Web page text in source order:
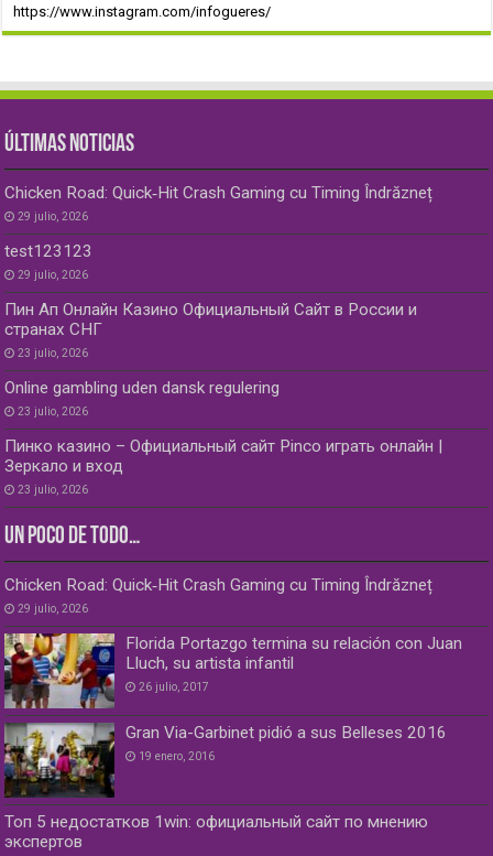
https://www.instagram.com/infogueres/
ÚLTIMAS NOTICIAS
Chicken Road: Quick‑Hit Crash Gaming cu Timing Îndrăzneț
29 julio, 2026
test123123
29 julio, 2026
Пин Ап Онлайн Казино Официальный Сайт в России и
странах СНГ
23 julio, 2026
Online gambling uden dansk regulering
23 julio, 2026
Пинко казино – Официальный сайт Pinco играть онлайн |
Зеркало и вход
23 julio, 2026
UN POCO DE TODO…
Chicken Road: Quick‑Hit Crash Gaming cu Timing Îndrăzneț
29 julio, 2026
Florida Portazgo termina su relación con Juan
Lluch, su artista infantil
26 julio, 2017
Gran Via-Garbinet pidió a sus Belleses 2016
19 enero, 2016
Топ 5 недостатков 1win: официальный сайт по мнению
экспертов